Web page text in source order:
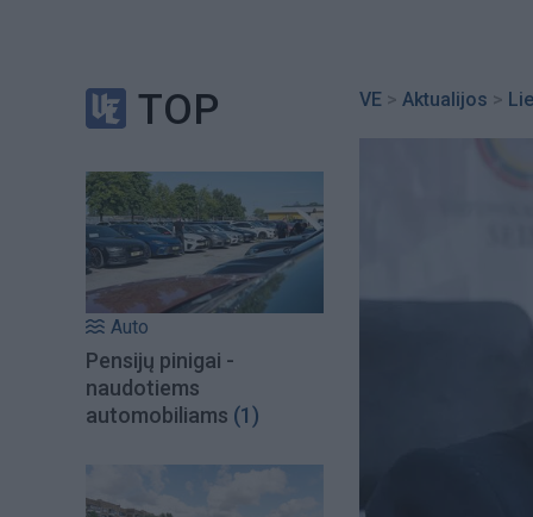
TOP
Auto
Pensijų pinigai -
naudotiems
automobiliams (1)
VE > Aktualijos >